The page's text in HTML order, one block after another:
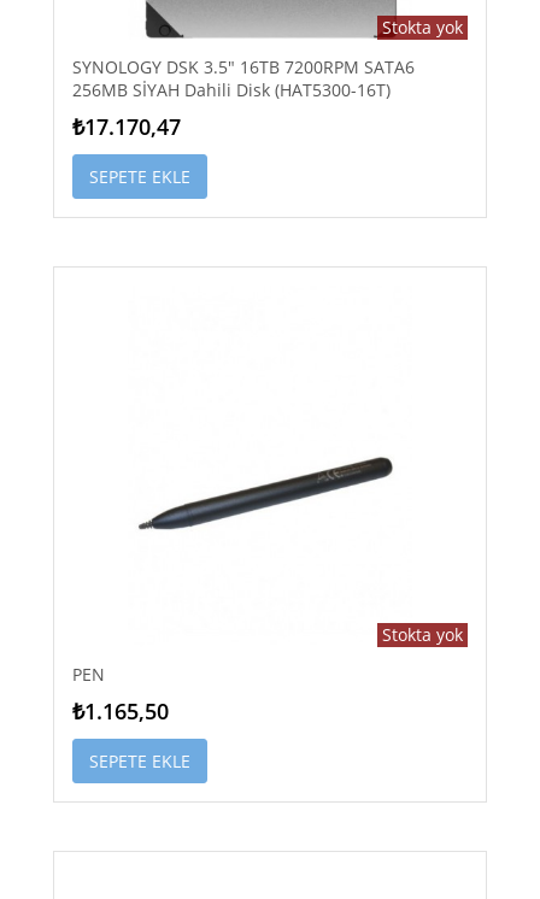
Stokta yok
SYNOLOGY DSK 3.5" 16TB 7200RPM SATA6
256MB SİYAH Dahili Disk (HAT5300-16T)
₺17.170,47
SEPETE EKLE
Stokta yok
PEN
₺1.165,50
SEPETE EKLE